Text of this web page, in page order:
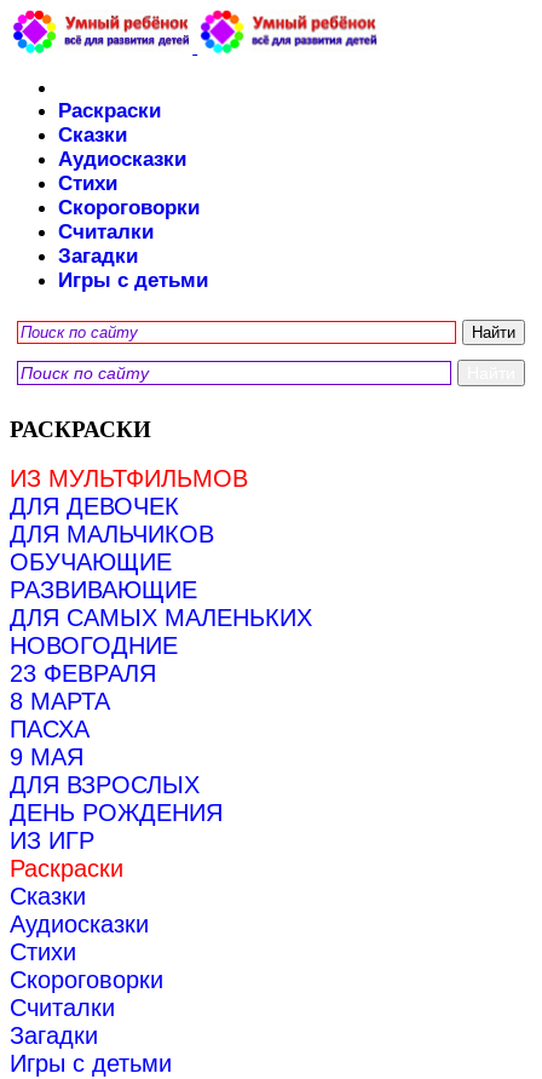
Раскраски
Сказки
Аудиосказки
Стихи
Скороговорки
Считалки
Загадки
Игры с детьми
РАСКРАСКИ
ИЗ МУЛЬТФИЛЬМОВ
ДЛЯ ДЕВОЧЕК
ДЛЯ МАЛЬЧИКОВ
ОБУЧАЮЩИЕ
РАЗВИВАЮЩИЕ
ДЛЯ САМЫХ МАЛЕНЬКИХ
НОВОГОДНИЕ
23 ФЕВРАЛЯ
8 МАРТА
ПАСХА
9 МАЯ
ДЛЯ ВЗРОСЛЫХ
ДЕНЬ РОЖДЕНИЯ
ИЗ ИГР
Раскраски
Сказки
Аудиосказки
Стихи
Скороговорки
Считалки
Загадки
Игры с детьми